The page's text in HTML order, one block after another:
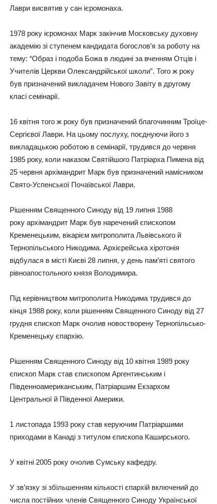
Лаври висвятив у сан ієромонаха.
1978 року ієромонах Марк закінчив Московську духовну
академію зі ступенем кандидата богослов’я за роботу на
тему: “Образ і подоба Божа в людині за вченням Отців і
Учителів Церкви Олександрійської школи”. Того ж року
був призначений викладачем Нового Завіту в другому
класі семінарії.
16 квітня того ж року був призначений благочинним Троїце-
Сергієвої Лаври. На цьому послуху, поєднуючи його з
викладацькою роботою в семінарії, трудився до червня
1985 року, коли наказом Святійшого Патріарха Пимена від
25 червня архімандрит Марк був призначений намісником
Свято-Успенської Почаївської Лаври.
Рішенням Священного Синоду від 19 липня 1988
року архімандрит Марк був наречений єпископом
Кременецьким, вікарієм митрополита Львівського й
Тернопільського Никодима. Архієрейська хіротонія
відбулася в місті Києві 28 липня, у день пам’яті святого
рівноапостольного князя Володимира.
Під керівництвом митрополита Никодима трудився до
кінця 1988 року, коли рішенням Священного Синоду від 27
грудня єпископ Марк очолив новостворену Тернопільсько-
Кременецьку єпархію.
Рішенням Священного Синоду від 10 квітня 1989 року
єпископ Марк став єпископом Аргентинським і
Південноамериканським, Патріаршим Екзархом
Центральної й Південної Америки.
1 листопада 1993 року став керуючим Патріаршими
приходами в Канаді з титулом єпископа Каширського.
У квітні 2005 року очолив Сумську кафедру.
У зв’язку зі збільшенням кількості єпархій включений до
числа постійних членів Священного Синоду Української